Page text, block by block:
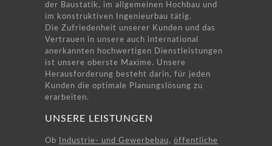
der Baustatik, im allgemeinen Hochbau und
im konstruktiven Ingenieurbau tätig.
Die Zufriedenheit unserer Kunden und das
Vertrauen in unsere auch international
anerkannten hochwertigen Dienstleistungen
ist unsere oberste Maxime. Unsere
Herausforderung besteht darin, für jeden
Kunden die optimale Planungslösung zu
erarbeiten.
UNSERE LEISTUNGEN
Ob Industrie- und Gewerbebau, öffentliche